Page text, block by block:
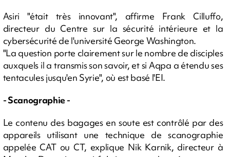
Asiri "était très innovant", affirme Frank Cilluffo,
directeur du Centre sur la sécurité intérieure et la
cybersécurité de l'université George Washington.
"La question porte clairement sur le nombre de disciples
auxquels il a transmis son savoir, et si Aqpa a étendu ses
tentacules jusqu'en Syrie", où est basé l'EI.
- Scanographie -
Le contenu des bagages en soute est contrôlé par des
appareils utilisant une technique de scanographie
appelée CAT ou CT, explique Nik Karnik, directeur à